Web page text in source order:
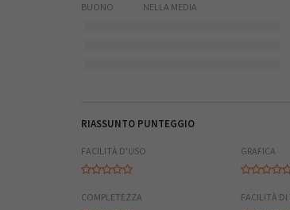
BUONO
NELLA MEDIA
RIASSUNTO PUNTEGGIO
FACILITÀ D'USO GRAFICA
COMPLETEZZA FACILITÀ